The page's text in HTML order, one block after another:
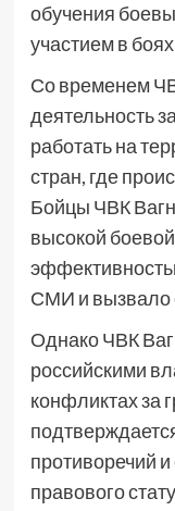
обучения
участием в
Со временем
деятельность
работать на
стран, где
Бойцы ЧВК
высокой
СМИ и вызвало
Однако ЧВК
российскими
конфликтах за
противоречий
правового